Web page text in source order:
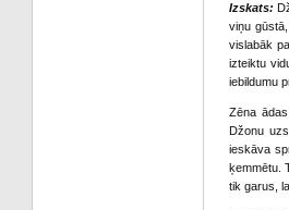
Izskats:
viņu
vislabāk
izteiktu
iebildumu
Zēna
Džonu
ieskāva
ķemmētu.
tik garus,